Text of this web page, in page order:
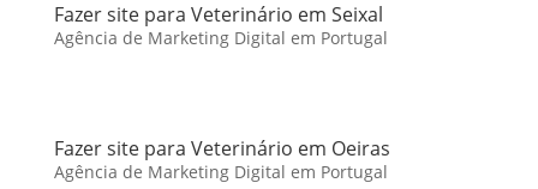
Fazer site para Veterinário em Seixal
Agência de Marketing Digital em Portugal
Fazer site para Veterinário em Oeiras
Agência de Marketing Digital em Portugal